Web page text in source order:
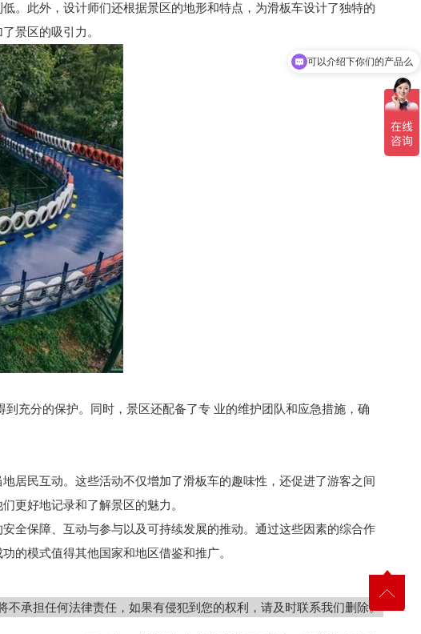
。此外，设计师们还根据景区的地形和特点，为滑板车设计了独特的
景区的吸引力。
充分的保护。同时，景区还配备了专 业的维护团队和应急措施，确
居民互动。这些活动不仅增加了滑板车的趣味性，还促进了游客之间
更好地记录和了解景区的魅力。
全保障、互动与参与以及可持续发展的推动。通过这些因素的综合作
的模式值得其他国家和地区借鉴和推广。
承担任何法律责任，如果有侵犯到您的权利，请及时联系我们删除。
可以介绍下你们的产品么